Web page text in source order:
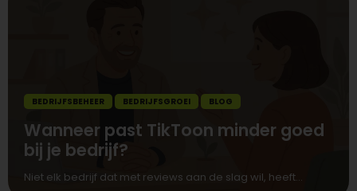
BEDRIJFSBEHEER BEDRIJFSGROEI BLOG
Wanneer past TikToon minder goed
bij je bedrijf?
Niet elk bedrijf dat met reviews aan de slag wil, heeft...